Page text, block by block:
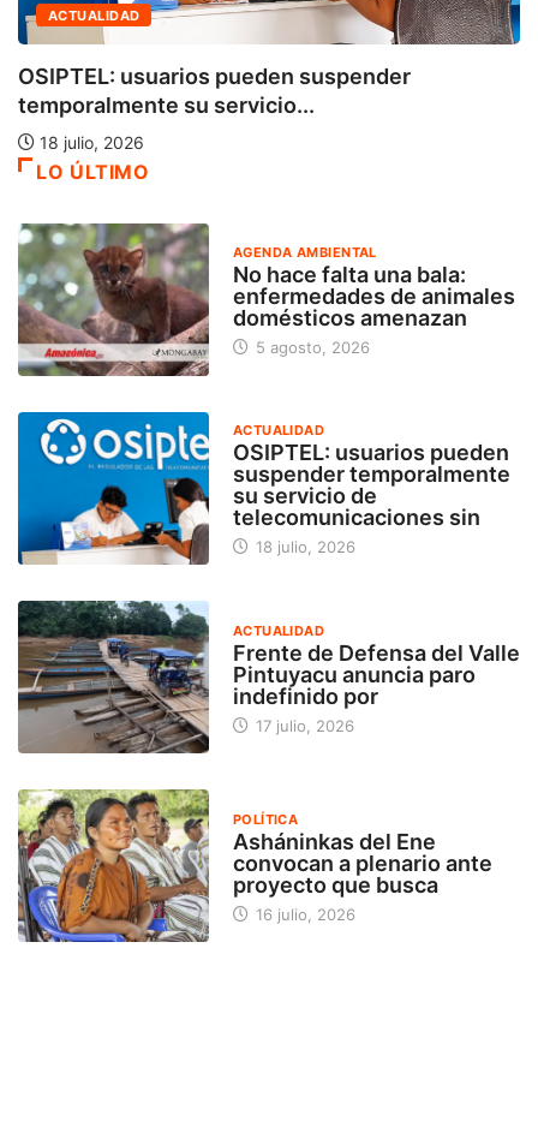
ACTUALIDAD
OSIPTEL: usuarios pueden suspender
temporalmente su servicio...
18 julio, 2026
LO ÚLTIMO
AGENDA AMBIENTAL
No hace falta una bala:
enfermedades de animales
domésticos amenazan
5 agosto, 2026
ACTUALIDAD
OSIPTEL: usuarios pueden
suspender temporalmente
su servicio de
telecomunicaciones sin
18 julio, 2026
ACTUALIDAD
Frente de Defensa del Valle
Pintuyacu anuncia paro
indefinido por
17 julio, 2026
POLÍTICA
Asháninkas del Ene
convocan a plenario ante
proyecto que busca
16 julio, 2026